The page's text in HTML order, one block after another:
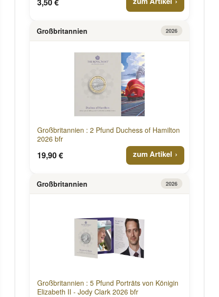
Großbritannien 2026
Großbritannien : 2 Pfund Duchess of Hamilton
2026 bfr
19,90 € zum Artikel
Großbritannien 2026
Großbritannien : 5 Pfund Porträts von Königin
Elizabeth II - Jody Clark 2026 bfr